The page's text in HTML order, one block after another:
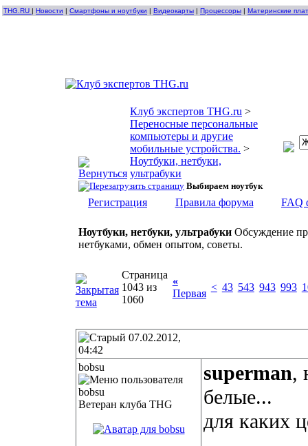
THG.RU | Новости | Смартфоны и ноутбуки | Видеокарты | Процессоры | Материнские
Клуб экспертов THG.ru >
Переносные персональные
компьютеры и другие
мобильные устройства. >
Ноутбуки, нетбуки,
ультрабуки
Выбираем ноутбук
Регистрация Правила форума FAQ
Ноутбуки, нетбуки, ультрабуки Обсуждение
нетбуками, обмен опытом, советы.
Страница
1043 из
1060
«
Первая
< 43 543 943 993
07.02.2012,
04:42
bobsu
Ветеран клуба THG
superman,
белые...
для каких